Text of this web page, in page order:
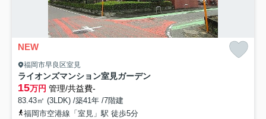
NEW
福岡市早良区室見
ライオンズマンション室見ガーデン
15万円 管理/共益費-
83.43㎡ (3LDK) /築41年 /7階建
福岡市空港線「室見」駅 徒歩5分